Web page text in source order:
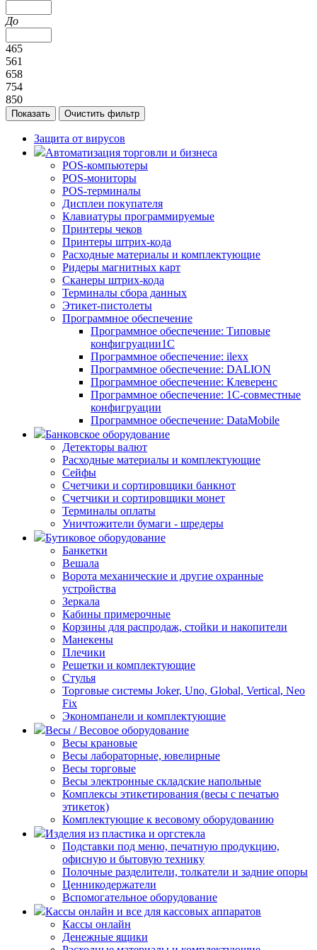
До
465
561
658
754
850
Защита от вирусов
Автоматизация торговли и бизнеса
POS-компьютеры
POS-мониторы
POS-терминалы
Дисплеи покупателя
Клавиатуры программируемые
Принтеры чеков
Принтеры штрих-кода
Расходные материалы и комплектующие
Ридеры магнитных карт
Сканеры штрих-кода
Терминалы сбора данных
Этикет-пистолеты
Программное обеспечение
Программное обеспечение: Типовые
конфигруации1С
Программное обеспечение: ilexx
Программное обеспечение: DALION
Программное обеспечение: Клеверенс
Программное обеспечение: 1С-совместные
конфигруации
Программное обеспечение: DataMobile
Банковское оборудование
Детекторы валют
Расходные материалы и комплектующие
Сейфы
Счетчики и сортировщики банкнот
Счетчики и сортировщики монет
Терминалы оплаты
Уничтожители бумаги - шредеры
Бутиковое оборудование
Банкетки
Вешала
Ворота механические и другие охранные
устройства
Зеркала
Кабины примерочные
Корзины для распродаж, стойки и накопители
Манекены
Плечики
Решетки и комплектующие
Стулья
Торговые системы Joker, Uno, Global, Vertical, Neo
Fix
Экономпанели и комплектующие
Весы / Весовое оборудование
Весы крановые
Весы лабораторные, ювелирные
Весы торговые
Весы электронные складские напольные
Комплексы этикетирования (весы с печатью
этикеток)
Комплектующие к весовому оборудованию
Изделия из пластика и оргстекла
Подставки под меню, печатную продукцию,
офисную и бытовую технику
Полочные разделители, толкатели и задние опоры
Ценникодержатели
Вспомогательное оборудование
Кассы онлайн и все для кассовых аппаратов
Кассы онлайн
Денежные ящики